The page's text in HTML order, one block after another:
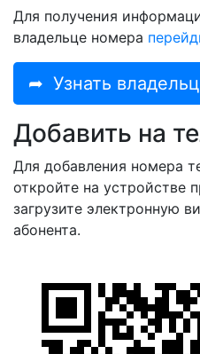
Для получения
владельце номера
➦ Узнать
Добавить на
Для добавления номера
откройте на устройстве
загрузите электронную
абонента.